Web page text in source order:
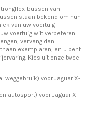
bussen van
staan bekend om hun
van uw voertuig
voertuig wilt verbeteren
vervang dan
exemplaren, en u bent
Kies uit onze twee
weggebruik) voor Jaguar X-
autosport) voor Jaguar X-